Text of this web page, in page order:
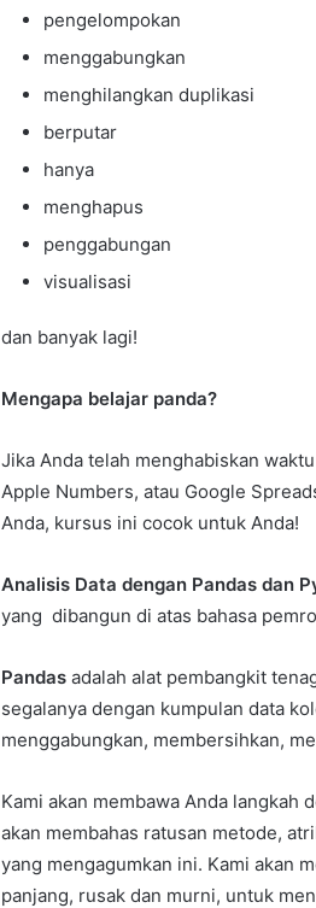
pengelompokan
menggabungkan
menghilangkan duplikasi
berputar
hanya
menghapus
penggabungan
visualisasi
dan banyak lagi!
Mengapa belajar panda?
Jika Anda telah menghabiskan
Apple Numbers, atau Google
Anda, kursus ini cocok untuk Anda!
Analisis Data dengan Pandas dan
yang dibangun di atas bahasa
Pandas adalah alat pembangkit
segalanya dengan kumpulan data
menggabungkan, membersihkan,
Kami akan membawa Anda langkah
akan membahas ratusan metode,
yang mengagumkan ini. Kami akan
panjang, rusak dan murni, untuk